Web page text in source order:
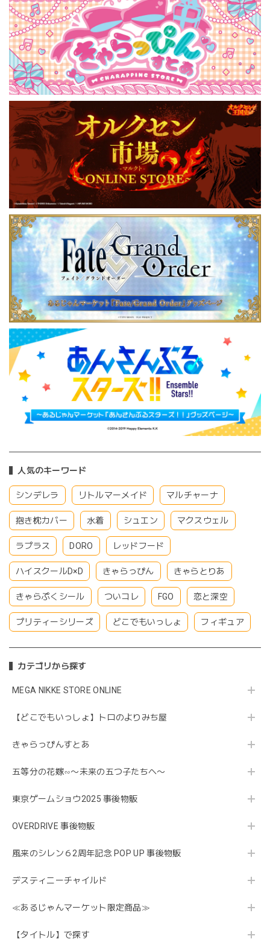
人気のキーワード
シンデレラ リトルマーメイド マルチャーナ
抱き枕カバー 水着 シュエン マクスウェル
ラプラス DORO レッドフード
ハイスクールD×D きゃらっぴん きゃらとりあ
きゃらぷくシール ついコレ FGO 恋と深空
プリティーシリーズ どこでもいっしょ フィギュア
カテゴリから探す
MEGA NIKKE STORE ONLINE
【どこでもいっしょ】トロのよりみち屋
きゃらっぴんすとあ
五等分の花嫁∽〜未来の五つ子たちへ〜
東京ゲームショウ2025 事後物販
OVERDRIVE 事後物販
風来のシレン６2周年記念 POP UP 事後物販
デスティニーチャイルド
≪あるじゃんマーケット限定商品≫
【タイトル】で探す